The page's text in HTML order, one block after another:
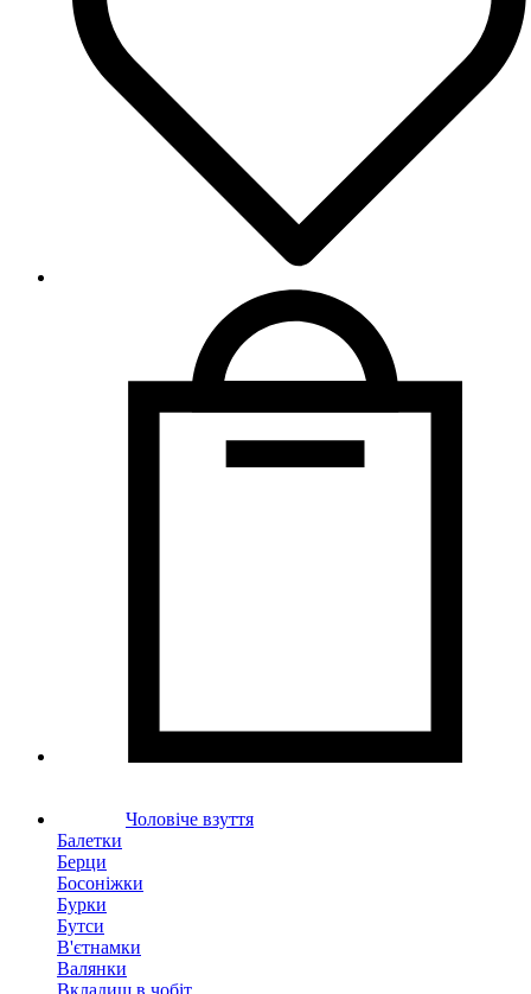
Чоловіче взуття
Балетки
Берци
Босоніжки
Бурки
Бутси
В'єтнамки
Валянки
Вкладиш в чобіт